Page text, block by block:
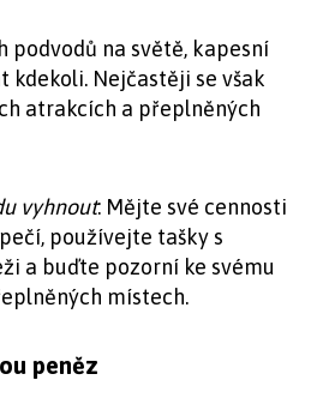
podvodů na světě, kapesní
kdekoli. Nejčastěji se však
atrakcích a přeplněných
vyhnout: Mějte své cennosti
používejte tašky s
a buďte pozorní ke svému
místech.
peněz